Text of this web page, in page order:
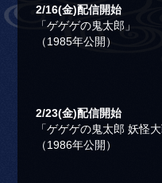
2/16(金)配信開始
「ゲゲゲの鬼太郎」
（1985年公開）
2/23(金)配信開始
「ゲゲゲの鬼太郎 妖怪大
（1986年公開）